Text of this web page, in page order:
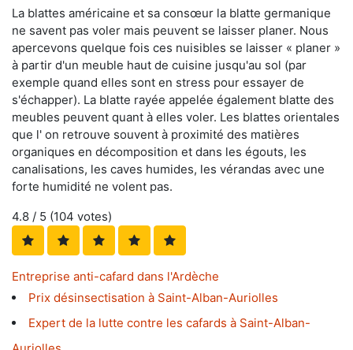
La blattes américaine et sa consœur la blatte germanique
ne savent pas voler mais peuvent se laisser planer. Nous
apercevons quelque fois ces nuisibles se laisser « planer »
à partir d'un meuble haut de cuisine jusqu'au sol (par
exemple quand elles sont en stress pour essayer de
s'échapper). La blatte rayée appelée également blatte des
meubles peuvent quant à elles voler. Les blattes orientales
que l' on retrouve souvent à proximité des matières
organiques en décomposition et dans les égouts, les
canalisations, les caves humides, les vérandas avec une
forte humidité ne volent pas.
4.8 / 5 (104 votes)
Entreprise anti-cafard dans l'Ardèche
Prix désinsectisation à Saint-Alban-Auriolles
Expert de la lutte contre les cafards à Saint-Alban-